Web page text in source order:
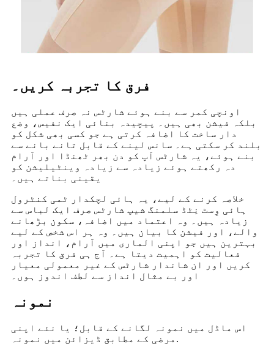
فرق کا تجربہ کریں۔
اونچی کمر سے بنے ہوئے شارٹس نہ صرف عملی ہیں
بلکہ فیشن بھی ہیں۔ پیچیدہ بنائی ایک نفیس، وضع
دار ساخت کا اضافہ کرتی ہے جو کسی بھی شکل کو
بلند کر سکتی ہے۔ سانس لینے کے قابل تانے بانے سے
بنے ہوئے، یہ شارٹس آپ کو دن بھر ٹھنڈا اور آرام
دہ رکھتے ہوئے زیادہ سے زیادہ وینٹیلیشن کو
یقینی بناتے ہیں۔
خلاصہ کرنے کے لیے، یہ ہائی لچکدار ٹمی کنٹرول
ہائی وِسٹ نِٹڈ سلمنگ شیپ شارٹس صرف ایک لباس سے
زیادہ ہیں۔ وہ اعتماد میں اضافہ، سکون بڑھانے
والے، اور فیشن کا بیان ہیں۔ وہ ہر اس شخص کے لیے
بہترین ہیں جو اپنی الماری میں آرام، انداز اور
فعالیت کو اہمیت دیتا ہے۔ آج ہی فرق کا تجربہ
کریں اور ان شاندار شارٹس کے غیر معمولی معیار
اور بے مثال انداز سے لطف اندوز ہوں۔
نمونہ
اس ماڈل میں نمونہ لگانے کے قابل؛ یا نئے اپنی
مرضی کے مطابق ڈیزائن میں نمونہ.